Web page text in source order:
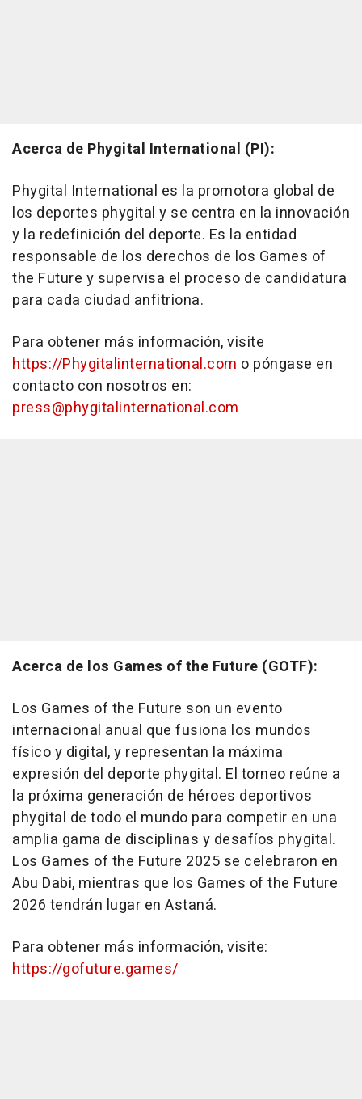
Acerca de Phygital International (PI):
Phygital International es la promotora global de
los deportes phygital y se centra en la innovación
y la redefinición del deporte. Es la entidad
responsable de los derechos de los Games of
the Future y supervisa el proceso de candidatura
para cada ciudad anfitriona.
Para obtener más información, visite
https://Phygitalinternational.com o póngase en
contacto con nosotros en:
press@phygitalinternational.com
Acerca de los Games of the Future (GOTF):
Los Games of the Future son un evento
internacional anual que fusiona los mundos
físico y digital, y representan la máxima
expresión del deporte phygital. El torneo reúne a
la próxima generación de héroes deportivos
phygital de todo el mundo para competir en una
amplia gama de disciplinas y desafíos phygital.
Los Games of the Future 2025 se celebraron en
Abu Dabi, mientras que los Games of the Future
2026 tendrán lugar en Astaná.
Para obtener más información, visite:
https://gofuture.games/